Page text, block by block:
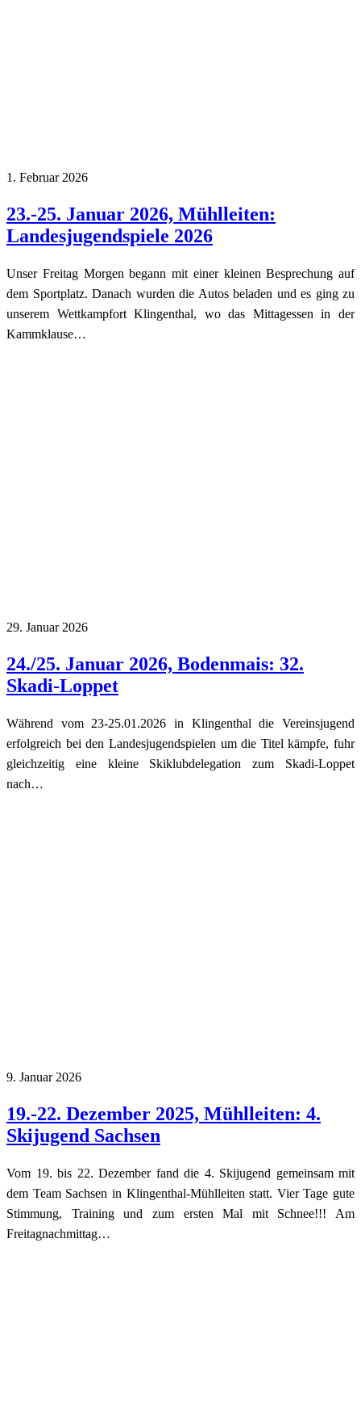
1. Februar 2026
23.-25. Januar 2026, Mühlleiten:
Landesjugendspiele 2026
Unser Freitag Morgen begann mit einer kleinen Besprechung auf
dem Sportplatz. Danach wurden die Autos beladen und es ging zu
unserem Wettkampfort Klingenthal, wo das Mittagessen in der
Kammklause…
29. Januar 2026
24./25. Januar 2026, Bodenmais: 32.
Skadi-Loppet
Während vom 23-25.01.2026 in Klingenthal die Vereinsjugend
erfolgreich bei den Landesjugendspielen um die Titel kämpfe, fuhr
gleichzeitig eine kleine Skiklubdelegation zum Skadi-Loppet
nach…
9. Januar 2026
19.-22. Dezember 2025, Mühlleiten: 4.
Skijugend Sachsen
Vom 19. bis 22. Dezember fand die 4. Skijugend gemeinsam mit
dem Team Sachsen in Klingenthal-Mühlleiten statt. Vier Tage gute
Stimmung, Training und zum ersten Mal mit Schnee!!! Am
Freitagnachmittag…